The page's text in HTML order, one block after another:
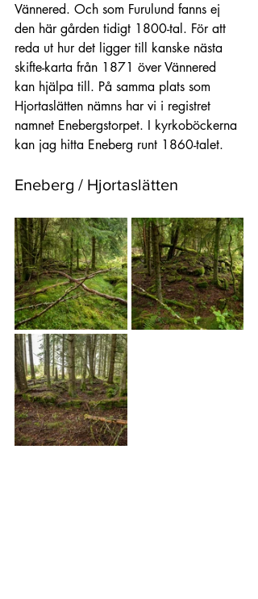
Vännered. Och som Furulund fanns ej
den här gården tidigt 1800-tal. För att
reda ut hur det ligger till kanske nästa
skifte-karta från 1871 över Vännered
kan hjälpa till. På samma plats som
Hjortaslätten nämns har vi i registret
namnet Enebergstorpet. I kyrkoböckerna
kan jag hitta Eneberg runt 1860-talet.
Eneberg / Hjortaslätten